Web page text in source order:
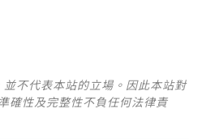
不代表本站的立場。因此本站對
確性及完整性不負任何法律責